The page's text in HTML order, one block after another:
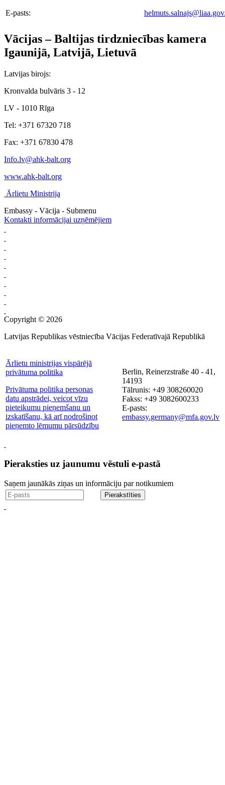
E-pasts:
Vācijas – Baltijas tirdzniecības kamera
Igaunijā, Latvijā, Lietuvā
Latvijas birojs:
Kronvalda bulvāris 3 - 12
LV - 1010 Rīga
Tel: +371 67320 718
Fax: +371 67830 478
Info.lv@ahk-balt.org
www.ahk-balt.org
Ārlietu Ministrija
Embassy - Vācija - Submenu
Kontakti informācijai uzņēmējiem
Copyright © 2026
Latvijas Republikas vēstniecība Vācijas Federatīvajā Republikā
Ārlietu ministrijas vispārējā
privātuma politika
Privātuma politika personas
datu apstrādei, veicot vīzu
pieteikumu pieņemšanu un
izskatīšanu, kā arī nodrošinot
pieņemto lēmumu pārsūdzību
Berlin, Reinerzstraße 40 - 41,
14193
Tālrunis: +49 308260020
Fakss: +49 3082600233
E-pasts:
embassy.germany@mfa.gov.lv
Pieraksties uz jaunumu vēstuli e-pastā
Saņem jaunākās ziņas un informāciju par notikumiem